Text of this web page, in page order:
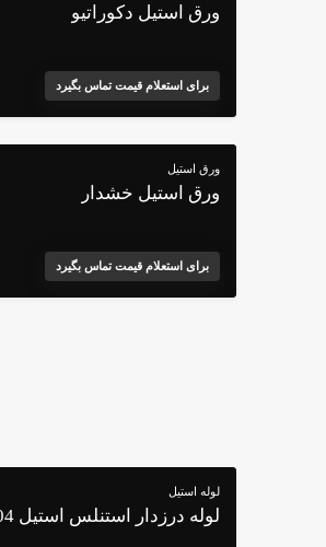
ورق استیل دکوراتیو
برای استعلام قیمت تماس بگیرد
ورق استیل
ورق استیل خشدار
برای استعلام قیمت تماس بگیرد
لوله استیل
لوله درزدار استنلس استیل 304 L